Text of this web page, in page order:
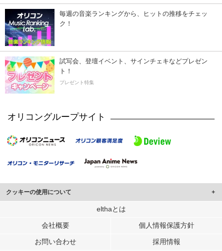
毎週の音楽ランキングから、ヒットの推移をチェッ
ク！
試写会、登壇イベント、サインチェキなどプレゼン
ト！
プレゼント特集
オリコングループサイト
クッキーの使用について
このサイトでは Cookie を使用して、ユーザーに合わせたコンテンツや広告の
行っています。
メディアや広告配信、データ解析の各パートナーに提供しています。
elthaとは
会社概要 個人情報保護方針
お問い合わせ
採用情報